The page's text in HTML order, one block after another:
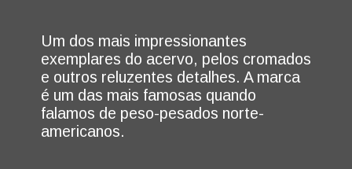
Um dos mais impressionantes
exemplares do acervo, pelos cromados
e outros reluzentes detalhes. A marca
é um das mais famosas quando
falamos de peso-pesados norte-
americanos.